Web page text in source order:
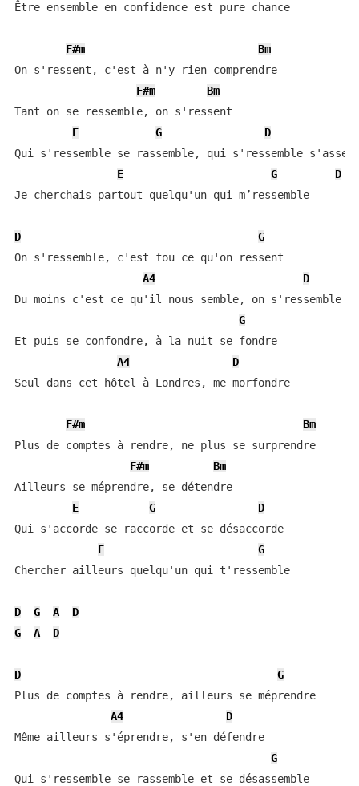
Être ensemble en confidence est pure chance
F#m
Bm
On s'ressent, c'est à n'y rien comprendre
F#m
Bm
Tant on se ressemble, on s'ressent
E
G
D
Qui s'ressemble se rassemble, qui s'ressemble
E
G
D
Je cherchais partout quelqu'un qui m’ressemble
D
G
On s'ressemble, c'est fou ce qu'on ressent
A4
D
Du moins c'est ce qu'il nous semble, on s'ressemble
G
Et puis se confondre, à la nuit se fondre
A4
D
Seul dans cet hôtel à Londres, me morfondre
F#m
Bm
Plus de comptes à rendre, ne plus se surprendre
F#m
Bm
Ailleurs se méprendre, se détendre
E
G
D
Qui s'accorde se raccorde et se désaccorde
E
G
Chercher ailleurs quelqu'un qui t'ressemble
D G A
D
G
A D
D
G
Plus de comptes à rendre, ailleurs se méprendre
A4
D
Même ailleurs s'éprendre, s'en défendre
G
Qui s'ressemble se rassemble et se désassemble